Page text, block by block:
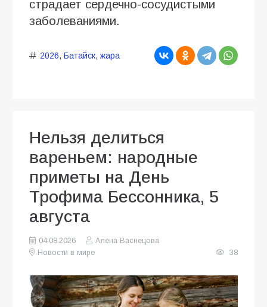
страдает сердечно-сосудистыми
заболеваниями.
2026, Батайск, жара
Нельзя делиться
вареньем: народные
приметы на День
Трофима Бессонника, 5
августа
04.08.2026
Алена Васнецова
Новости в мире
38